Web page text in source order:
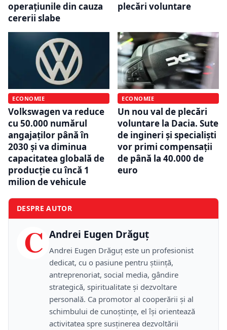
operațiunile din cauza
cererii slabe
plecări voluntare
ECONOMIE
Volkswagen va reduce
cu 50.000 numărul
angajaților până în
2030 și va diminua
capacitatea globală de
producție cu încă 1
milion de vehicule
ECONOMIE
Un nou val de plecări
voluntare la Dacia. Sute
de ingineri și specialiști
vor primi compensații
de până la 40.000 de
euro
DESPRE AUTOR
C Andrei Eugen Drăguț
Andrei Eugen Drăguț este un profesionist
dedicat, cu o pasiune pentru știință,
antreprenoriat, social media, gândire
strategică, spiritualitate și dezvoltare
personală. Ca promotor al cooperării și al
schimbului de cunoștințe, el își orientează
activitatea spre susținerea dezvoltării